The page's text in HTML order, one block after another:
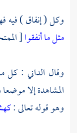
وكل ( إنفاق ) فيه
مثل ما أنفقوا[ الممتحنة : 11 ] ،
وقال الداني : كل
المشاهدة إلا
وهو قوله تعالى :